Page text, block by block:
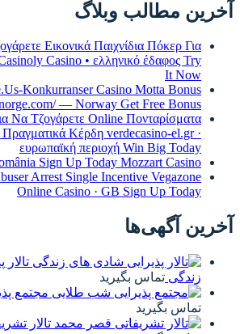
آخرین مطالب وبلاگ
Εικονικά Παιχνίδια Πόκερ Για
Casino • ελληνικό έδαφος Try
It Now
Konkurranser Casino Motta Bonus
— Norway Get Free Bonus
Να Τζογάρετε Online Πονταρίσματα
Κέρδη verdecasino-el.gr ·
ευρωπαϊκή περιοχή Win Big Today
Sign Up Today Mozzart Casino
Arrest Single Incentive Vegazone
Online Casino · GB Sign Up Today
آخرین آگهی‌ها
زندگی تماس بگیرید
مجتمع
تماس بگیرید
تالار